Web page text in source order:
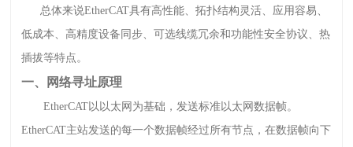
总体来说EtherCAT具有高性能、拓扑结构灵活、应用容易、
低成本、高精度设备同步、可选线缆冗余和功能性安全协议、热
插拔等特点。
一、网络寻址原理
EtherCAT以以太网为基础，发送标准以太网数据帧。
EtherCAT主站发送的每一个数据帧经过所有节点，在数据帧向下